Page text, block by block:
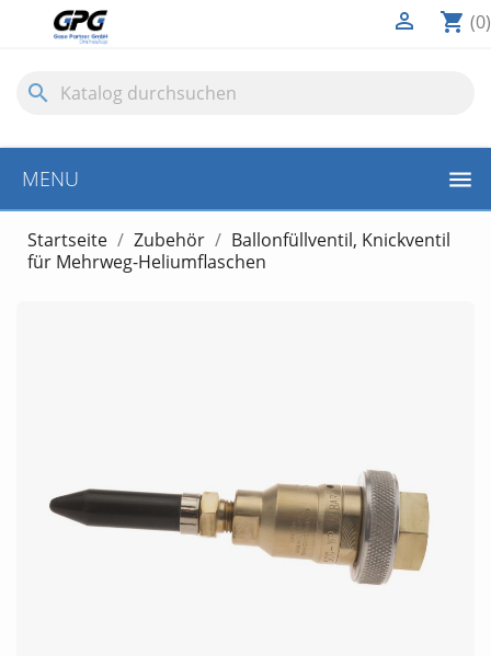
shopping_cart (0)

search
MENU
Startseite Zubehör
Ballonfüllventil, Knickventil
für Mehrweg-Heliumflaschen